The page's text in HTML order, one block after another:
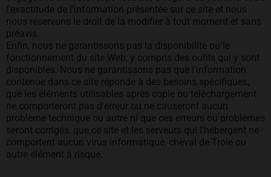
l'exactitude de l'information présentée sur ce site et nous
nous réservons le droit de la modifier à tout moment et sans
préavis.
Enfin, nous ne garantissons pas la disponibilité ou le
fonctionnement du site Web, y compris des outils qui y sont
disponibles. Nous ne garantissons pas que l'information
contenue dans ce site réponde à des besoins spécifiques,
que les éléments utilisables après copie ou téléchargement
ne comporteront pas d'erreur ou ne causeront aucun
problème technique ou autre ni que ces erreurs ou problèmes
seront corrigés, que ce site et les serveurs qui l'hébergent ne
comportent aucun virus informatique, cheval de Troie ou
autre élément à risque.